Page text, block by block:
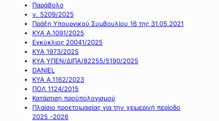
Παράβολο
ν. 5209/2025
Πράξη Υπουργικού Συμβουλίου 16 της 31.05.2021
ΚΥΑ Α.1091/2025
Εγκύκλιος 20041/2025
ΚΥΑ 1973/2025
ΚΥΑ ΥΠΕΝ/ΔΙΠΑ/82255/5190/2025
DANIEL
ΚΥΑ Α.1162/2023
ΠΟΛ 1124/2015
Κατάρτιση προϋπολογισμού
Πλαίσιο προετοιμασίας για την χειμερινή περίοδο
2025 -2026